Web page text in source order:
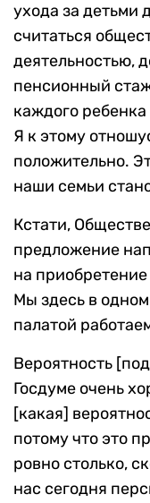
ухода за детьми
считаться
деятельностью,
пенсионный
каждого
Я к этому
положительно.
наши семьи
Кстати,
предложение
на
Мы здесь в
палатой
Вероятность
Госдуме очень
[какая]
потому что это
ровно столько,
нас сегодня